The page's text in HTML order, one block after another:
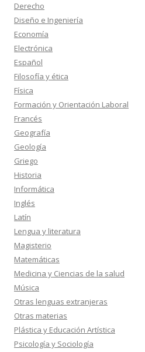
Derecho
Diseño e Ingeniería
Economía
Electrónica
Español
Filosofía y ética
Física
Formación y Orientación Laboral
Francés
Geografía
Geología
Griego
Historia
Informática
Inglés
Latín
Lengua y literatura
Magisterio
Matemáticas
Medicina y Ciencias de la salud
Música
Otras lenguas extranjeras
Otras materias
Plástica y Educación Artística
Psicología y Sociología